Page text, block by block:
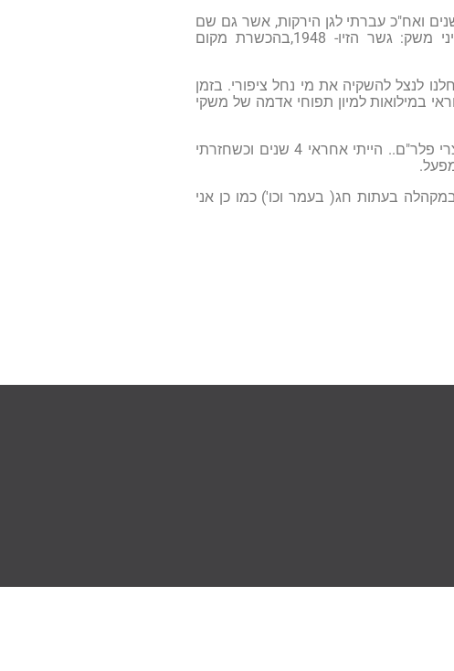
ואח"כ עברתי לגן הירקות, אשר גם שם
עבדתי עד חיסול גן הירקות. במשך השנים הדרכתי במשקים צעירים בענייני משק: גשר הזיו- 1948,בהכשרת מקום
לנצל להשקיה את מי נחל ציפורי. בזמן
במילואות למיון תפוחי אדמה של משקי
התחלתי לעבוד בפלרם – בחנות שהקימו בשנת 1968בתל – אביב לשיווק מוצרי פלר"ם.. הייתי אחראי 4 שנים וכשחזרתי
בעתות חג( בעמר וכו') כמו כן אני